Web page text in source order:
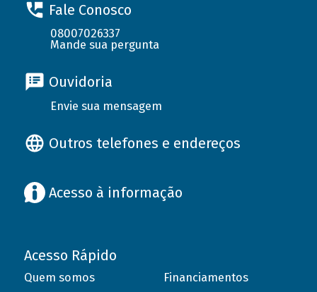
Fale Conosco
08007026337
Mande sua pergunta
Ouvidoria
Envie sua mensagem
Outros telefones e endereços
Acesso à informação
Acesso Rápido
Quem somos
Financiamentos